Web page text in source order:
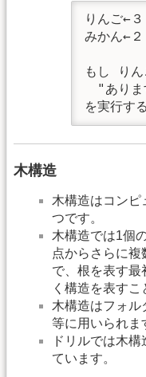
りんご←３
みかん←２
もし り
"ありま
を実行する
木構造
木構造はコンピ
つです。
木構造では1個
点からさらに複
で、根を表す最
く構造を表すこ
木構造はフォル
等に用いられま
ドリルでは木
ています。